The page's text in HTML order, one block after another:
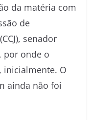
da matéria com
de
senador
por onde o
inicialmente. O
ainda não foi